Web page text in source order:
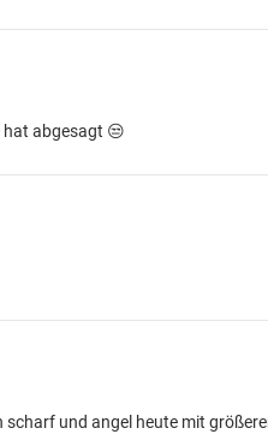
hat abgesagt 😒
scharf und angel heute mit